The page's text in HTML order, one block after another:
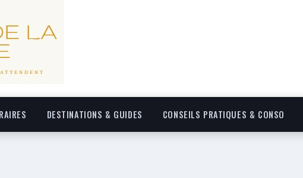
DESTINATIONS & GUIDES CONSEILS PRATIQUES & CONSO